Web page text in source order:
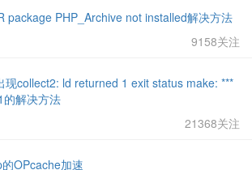
package PHP_Archive not installed解决方法
9158关注
现collect2: ld returned 1 exit status make: ***
解决方法
21368关注
OPcache加速